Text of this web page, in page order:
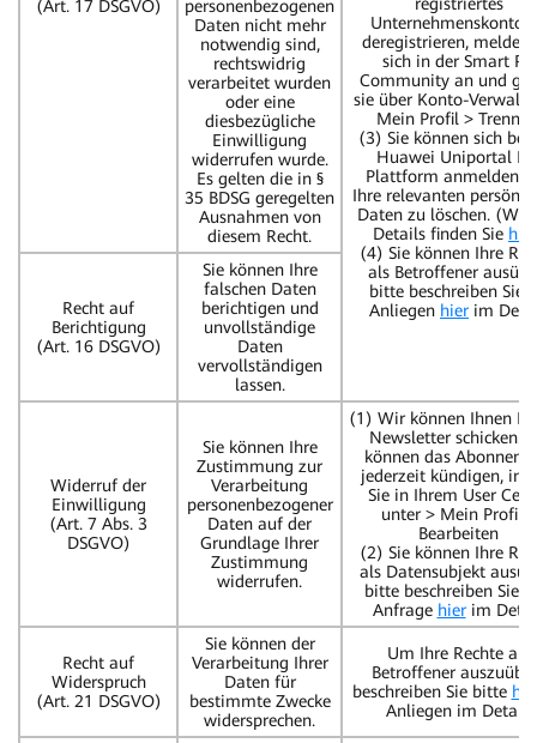
(Art. 17 DSGVO)
personenbezogenen
Daten nicht mehr
notwendig sind,
rechtswidrig
verarbeitet wurden
oder eine
diesbezügliche
Einwilligung
widerrufen wurde.
Es gelten die in §
35 BDSG geregelten
Ausnahmen von
diesem Recht.
Unternehmenskonto
deregistrieren, melden
sich in der Smart PV
Community an und
sie über Konto-
Mein Profil >
(3) Sie können sich bei
Huawei Uniportal
Plattform anmelden,
Ihre relevanten
Daten zu löschen.
Details finden Sie hier
(4) Sie können Ihre
als Betroffener
bitte beschreiben Sie
Anliegen hier im
Recht auf
Berichtigung
(Art. 16 DSGVO)
Sie können Ihre
falschen Daten
berichtigen und
unvollständige
Daten
vervollständigen
lassen.
Widerruf der
Einwilligung
(Art. 7 Abs. 3
DSGVO)
Sie können Ihre
Zustimmung zur
Verarbeitung
personenbezogener
Daten auf der
Grundlage Ihrer
Zustimmung
widerrufen.
(1) Wir können Ihnen
Newsletter schicken.
können das
jederzeit kündigen,
Sie in Ihrem User
unter > Mein Profil >
Bearbeiten
(2) Sie können Ihre
als Datensubjekt
bitte beschreiben Sie
Anfrage hierim
Recht auf
Widerspruch
(Art. 21 DSGVO)
Sie können der
Verarbeitung Ihrer
Daten für
bestimmte Zwecke
widersprechen.
Um Ihre Rechte als
Betroffener
beschreiben Sie bitte
Anliegen im Detail.